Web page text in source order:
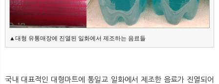
▲대형 유통매장에 진열된 일화에서 제조하는 음료들
국내 대표적인 대형마트에 통일교 일화에서 제조한 음료가 진열되어